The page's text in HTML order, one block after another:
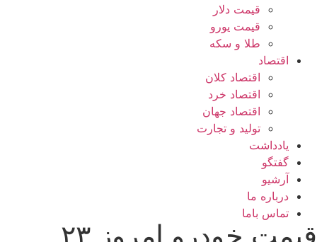
قیمت دلار
قیمت یورو
طلا و سکه
اقتصاد
اقتصاد کلان
اقتصاد خرد
اقتصاد جهان
تولید و تجارت
یادداشت
گفتگو
آرشیو
درباره ما
تماس باما
قیمت خودرو امروز ۲۳